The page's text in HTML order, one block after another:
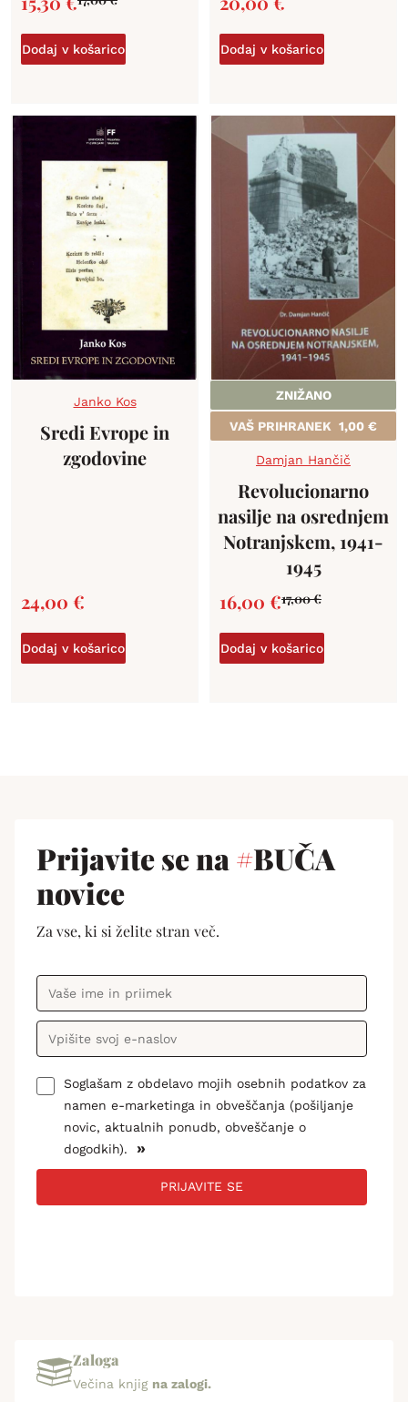
Dodaj v košarico Dodaj v košarico
Janko Kos
Sredi Evrope in
zgodovine
24,00 €
Dodaj v košarico
ZNIŽANO
VAŠ PRIHRANEK 1,00 €
Damjan Hančič
Revolucionarno
nasilje na osrednjem
Notranjskem, 1941-
1945
17,00€
16,00 €
Dodaj v košarico
Prijavite se na#BUČA
novice
Za vse, ki si želite stran več.
Soglašam z obdelavo mojih osebnih podatkov za
namen e-marketinga in obveščanja (pošiljanje
novic, aktualnih ponudb, obveščanje o
dogodkih).
»
PRIJAVITE SE
Zaloga
Večina knjig na zalogi.